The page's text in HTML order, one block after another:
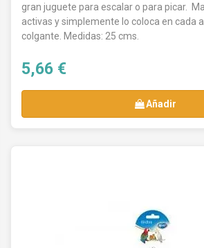
gran juguete para escalar o para picar.
activas y simplemente lo coloca en cada
colgante. Medidas: 25 cms.
5,66 €
Añadir